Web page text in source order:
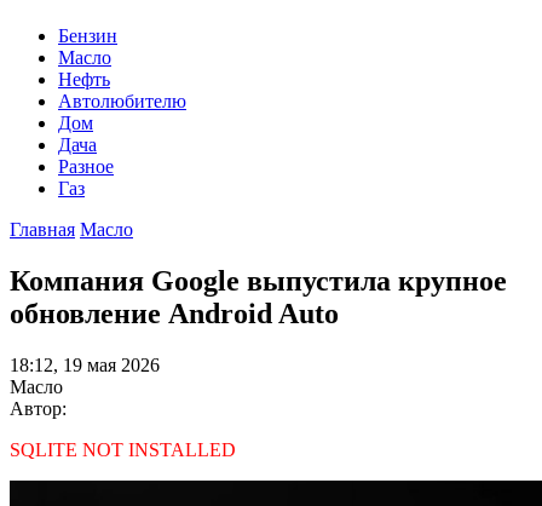
Бензин
Масло
Нефть
Автолюбителю
Дом
Дача
Разное
Газ
Главная Масло
Компания Google выпустила крупное
обновление Android Auto
18:12, 19 мая 2026
Масло
Автор:
SQLITE NOT INSTALLED